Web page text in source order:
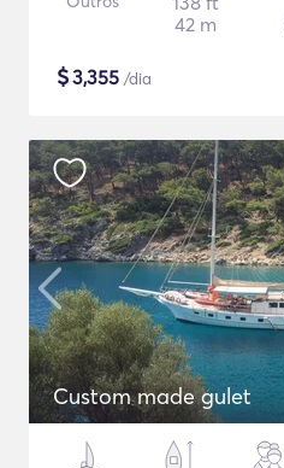
42 m
$3,355 /dia
Custom made gulet